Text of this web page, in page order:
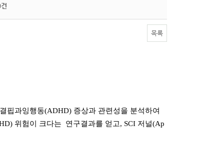
목록
핍과잉행동(ADHD) 증상과 관련성을 분석하여
위험이 크다는 연구결과를 얻고, SCI 저널(Ap